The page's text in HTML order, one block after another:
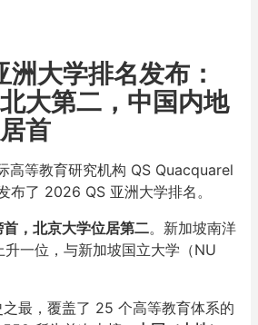
大学排名发布：
大第二，中国内地
首
高等教育研究机构 QS Quacquarel
布了 2026 QS 亚洲大学排名。
，北京大学位居第二。新加坡南洋
一位，与新加坡国立大学（NU
最，覆盖了 25 个高等教育体系的